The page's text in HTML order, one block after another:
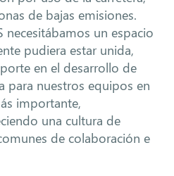
de bajas emisiones.
necesitábamos un espacio
pudiera estar unida,
en el desarrollo de
para nuestros equipos en
importante,
una cultura de
de colaboración e